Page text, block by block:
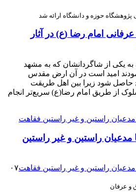
حوزه و دانشگاه ارائه شد
امام رضا (ع) در آثار
یکی از شاگردانشان که به مشهد
امید است در آن ارض مقدس
حاصل شود زیرا بین اهل طریقت
از طریق امام رضا(ع) سریع‌تر انجام
مدعیان راستین و غیر راستین
۰۷
و عرفان